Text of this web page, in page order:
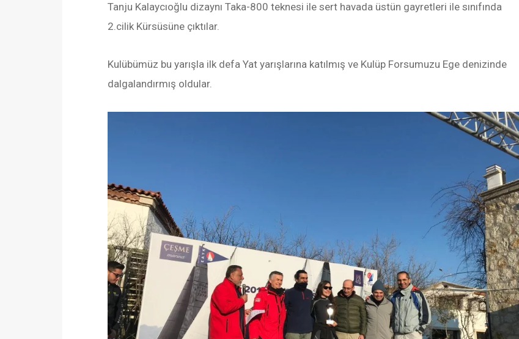
Tanju Kalaycıoğlu dizaynı Taka-800 teknesi ile sert havada üstün gayretleri ile sınıfında
2.cilik Kürsüsüne çıktılar.
Kulübümüz bu yarışla ilk defa Yat yarışlarına katılmış ve Kulüp Forsumuzu Ege denizinde
dalgalandırmış oldular.